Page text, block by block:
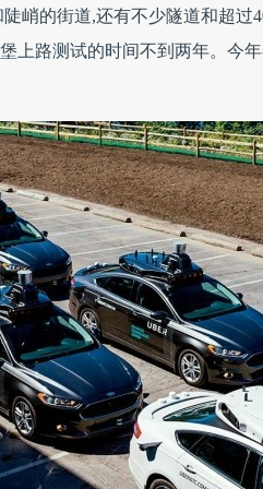
峭的街道,还有不少隧道和超过
上路测试的时间不到两年。今